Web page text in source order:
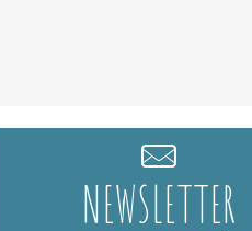
NEWSLETTER